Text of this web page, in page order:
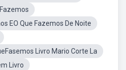
EO Que Fazemos De Noite
Livro Mario Corte La
Livro